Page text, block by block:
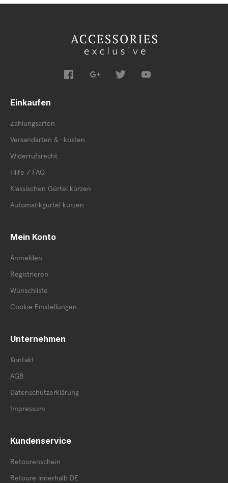
Einkaufen
Zahlungsarten
Versandarten & -kosten
Widerrufsrecht
Hilfe / FAQ
Klassischen Gürtel kürzen
Automatikgürtel kürzen
Mein Konto
Anmelden
Registrieren
Wunschliste
Cookie Einstellungen
Unternehmen
Kontakt
AGB
Datenschutzerklärung
Impressum
Kundenservice
Retourenschein
Retoure innerhalb DE